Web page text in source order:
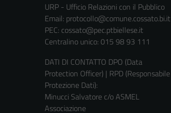
URP - Ufficio Relazioni con il Pubblico
Email: protocollo@comune.cossato.bi.it
PEC: cossato@pec.ptbiellese.it
Centralino unico: 015 98 93 111
DATI DI CONTATTO DPO (Data
Protection Officer) | RPD (Responsabile
Protezione Dati):
Minucci Salvatore c/o ASMEL
Associazione